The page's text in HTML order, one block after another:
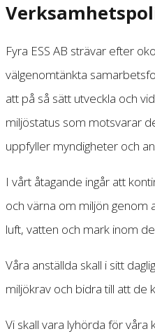
Fyra ESS AB strävar efter
välgenomtänkta
att på så sätt utveckla och
miljöstatus som motsvarar
uppfyller myndigheter och
I vårt åtagande ingår att
och värna om miljön genom
luft, vatten och mark inom
Våra anställda skall i sitt
miljökrav och bidra till att de
Vi skall vara lyhörda för